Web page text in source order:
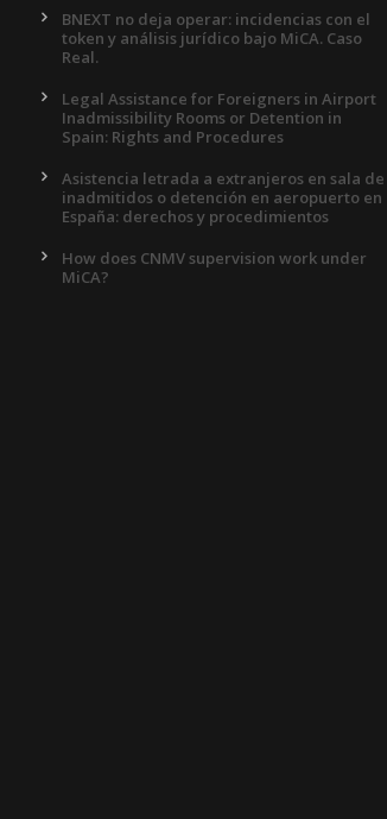
BNEXT no deja operar: incidencias con el
token y análisis jurídico bajo MiCA. Caso
Real.
Legal Assistance for Foreigners in Airport
Inadmissibility Rooms or Detention in
Spain: Rights and Procedures
Asistencia letrada a extranjeros en sala de
inadmitidos o detención en aeropuerto en
España: derechos y procedimientos
How does CNMV supervision work under
MiCA?